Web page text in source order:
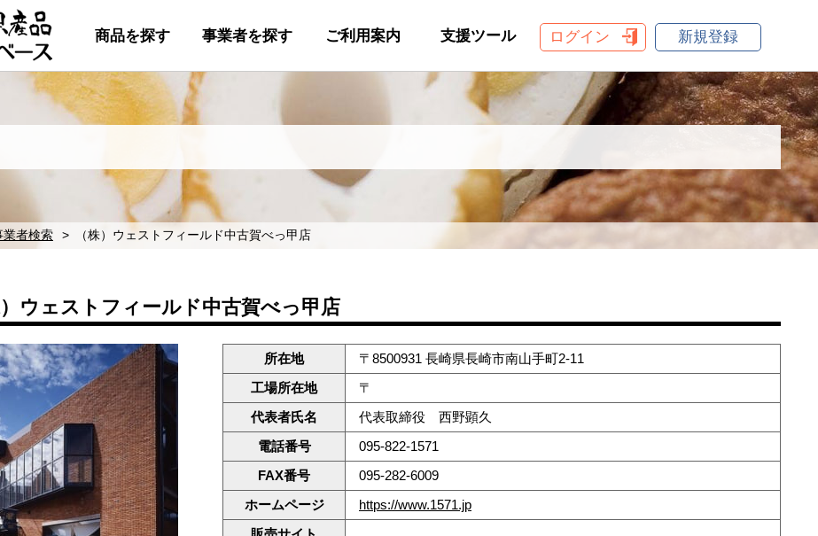
商品を探す 事業者を探す ご利用案内 支援ツール ログイン 新規登録
業者検索 （株）ウェストフィールド中古賀べっ甲店
）ウェストフィールド中古賀べっ甲店
所在地
〒8500931 長崎県長崎市南山手町2-11
工場所在地
〒
代表者氏名
代表取締役 西野顕久
電話番号
095-822-1571
FAX番号
095-282-6009
ホームページ
https://www.1571.jp